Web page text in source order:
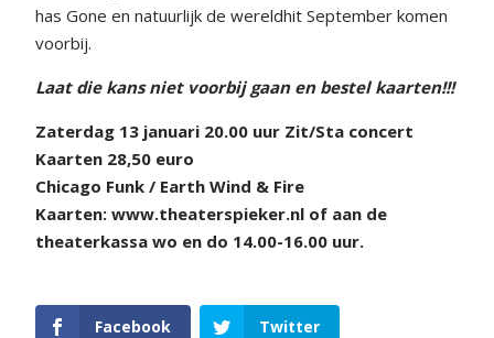
has Gone en natuurlijk de wereldhit September komen
voorbij.
Laat die kans niet voorbij gaan en bestel kaarten!!!
Zaterdag 13 januari 20.00 uur Zit/Sta concert
Kaarten 28,50 euro
Chicago Funk / Earth Wind & Fire
Kaarten: www.theaterspieker.nl of aan de
theaterkassa wo en do 14.00-16.00 uur.
Facebook Twitter